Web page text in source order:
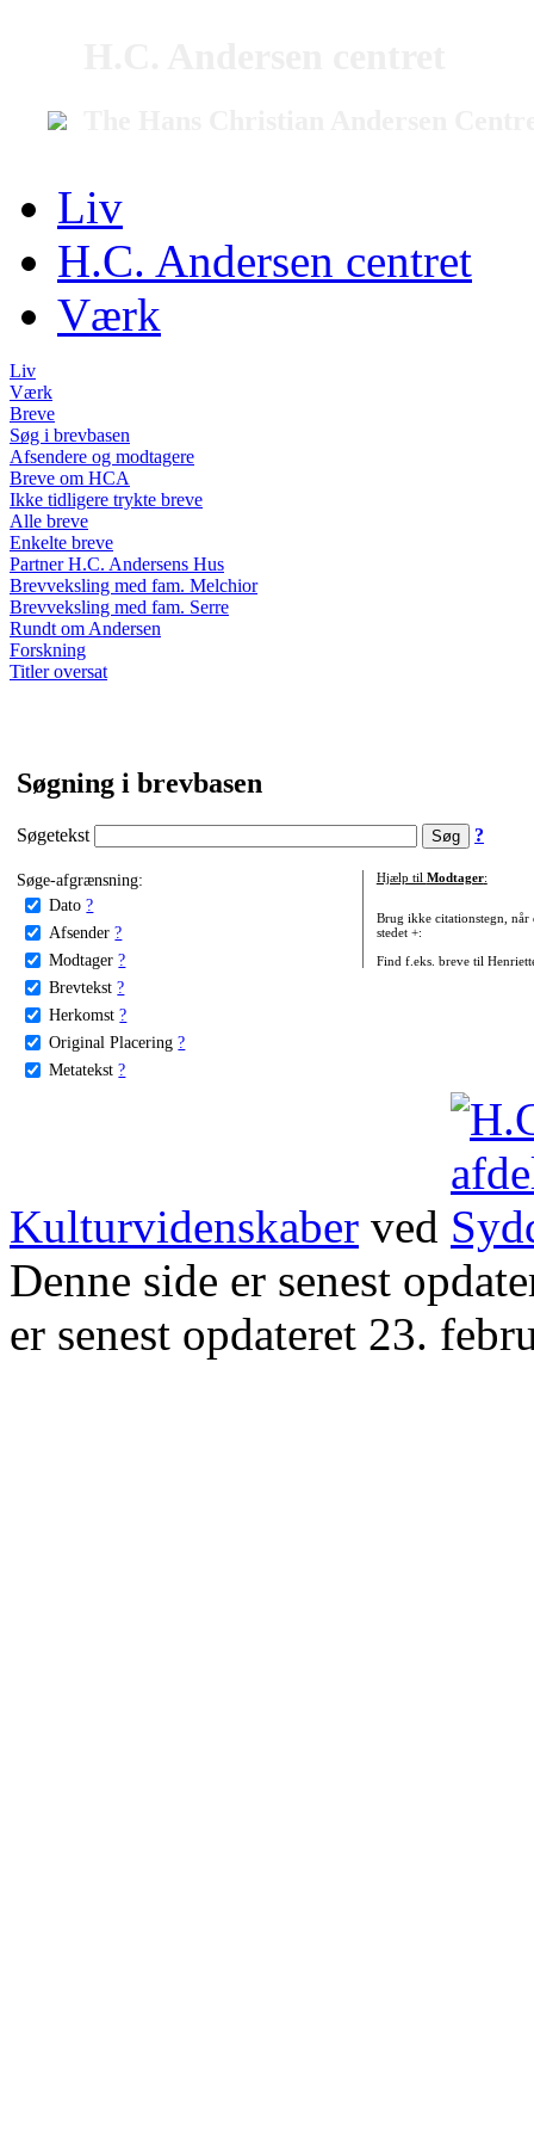
Liv
H.C. Andersen centret
Værk
Liv
Værk
Breve
Søg i brevbasen
Afsendere og modtagere
Breve om HCA
Ikke tidligere trykte breve
Alle breve
Enkelte breve
Partner H.C. Andersens Hus
Brevveksling med fam. Melchior
Brevveksling med fam. Serre
Rundt om Andersen
Forskning
Titler oversat
Søgning i brevbasen
Søgetekst ?
Søge-afgrænsning:
Dato ?
Afsender ?
Modtager ?
Brevtekst ?
Herkomst ?
Original Placering ?
Metatekst ?
Hjælp til Modtager:
Brug ikke citationstegn, når
stedet +:
Find f.eks. breve til
Kulturvidenskaber ved
Denne side er senest
er senest opdateret 23.